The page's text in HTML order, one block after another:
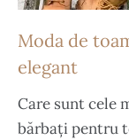
Moda de
elegant
Care sunt cele
bărbați pentru